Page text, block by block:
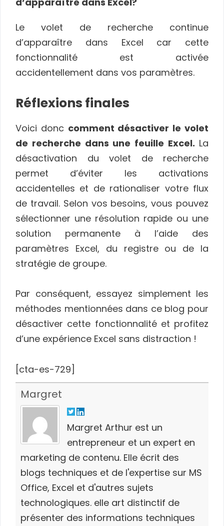
Le volet de recherche continue
d’apparaître dans Excel car cette
fonctionnalité est activée
accidentellement dans vos paramètres.
Réflexions finales
Voici donc comment désactiver le volet
de recherche dans une feuille Excel. La
désactivation du volet de recherche
permet d’éviter les activations
accidentelles et de rationaliser votre flux
de travail. Selon vos besoins, vous pouvez
sélectionner une résolution rapide ou une
solution permanente à l’aide des
paramètres Excel, du registre ou de la
stratégie de groupe.
Par conséquent, essayez simplement les
méthodes mentionnées dans ce blog pour
désactiver cette fonctionnalité et profitez
d’une expérience Excel sans distraction !
[cta-es-729]
Margret
Margret Arthur est un
entrepreneur et un expert en
marketing de contenu. Elle écrit des
blogs techniques et de l'expertise sur MS
Office, Excel et d'autres sujets
technologiques. elle art distinctif de
présenter des informations techniques